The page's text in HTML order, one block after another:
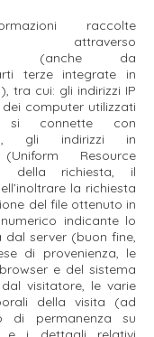
raccolte
attraverso
(anche da
terze integrate in
tra cui: gli indirizzi IP
computer utilizzati
si connette con
gli indirizzi in
Resource
della richiesta, il
la richiesta
del file ottenuto in
indicante lo
server (buon fine,
di provenienza, le
e del sistema
visitatore, le varie
della visita (ad
di permanenza su